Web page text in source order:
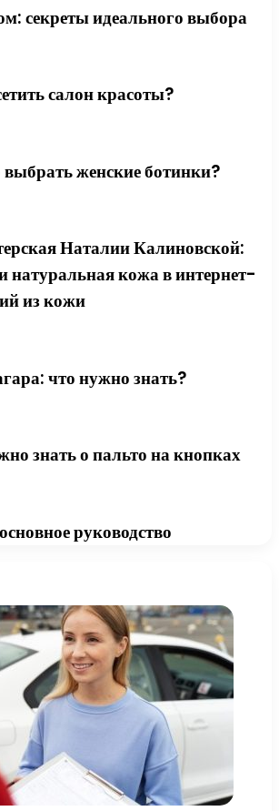
секреты идеального выбора
салон красоты?
женские ботинки?
Наталии Калиновской:
натуральная кожа в интернет-
из кожи
что нужно знать?
знать о пальто на кнопках
руководство